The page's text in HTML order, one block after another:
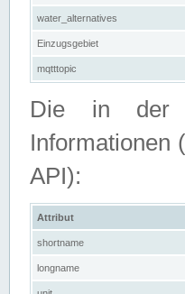
water_alternatives
Einzugsgebiet
mqtttopic
Die in der
Informationen
API):
Attribut
shortname
longname